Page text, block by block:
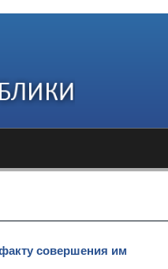
совершения им